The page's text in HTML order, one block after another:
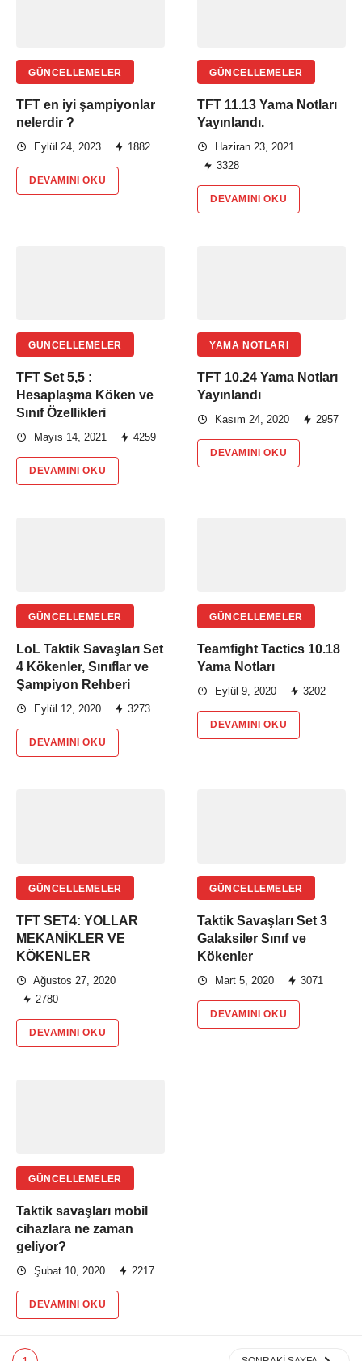
GÜNCELLEMELER
TFT en iyi şampiyonlar
nelerdir ?
Eylül 24, 2023 1882
DEVAMINI OKU
GÜNCELLEMELER
TFT 11.13 Yama Notları
Yayınlandı.
Haziran 23, 2021
3328
DEVAMINI OKU
GÜNCELLEMELER
TFT Set 5,5 :
Hesaplaşma Köken ve
Sınıf Özellikleri
Mayıs 14, 2021 4259
DEVAMINI OKU
YAMA NOTLARI
TFT 10.24 Yama Notları
Yayınlandı
Kasım 24, 2020 2957
DEVAMINI OKU
GÜNCELLEMELER
LoL Taktik Savaşları Set
4 Kökenler, Sınıflar ve
Şampiyon Rehberi
Eylül 12, 2020 3273
DEVAMINI OKU
GÜNCELLEMELER
Teamfight Tactics 10.18
Yama Notları
Eylül 9, 2020 3202
DEVAMINI OKU
GÜNCELLEMELER
TFT SET4: YOLLAR
MEKANİKLER VE
KÖKENLER
Ağustos 27, 2020
2780
DEVAMINI OKU
GÜNCELLEMELER
Taktik Savaşları Set 3
Galaksiler Sınıf ve
Kökenler
Mart 5, 2020 3071
DEVAMINI OKU
GÜNCELLEMELER
Taktik savaşları mobil
cihazlara ne zaman
geliyor?
Şubat 10, 2020 2217
DEVAMINI OKU